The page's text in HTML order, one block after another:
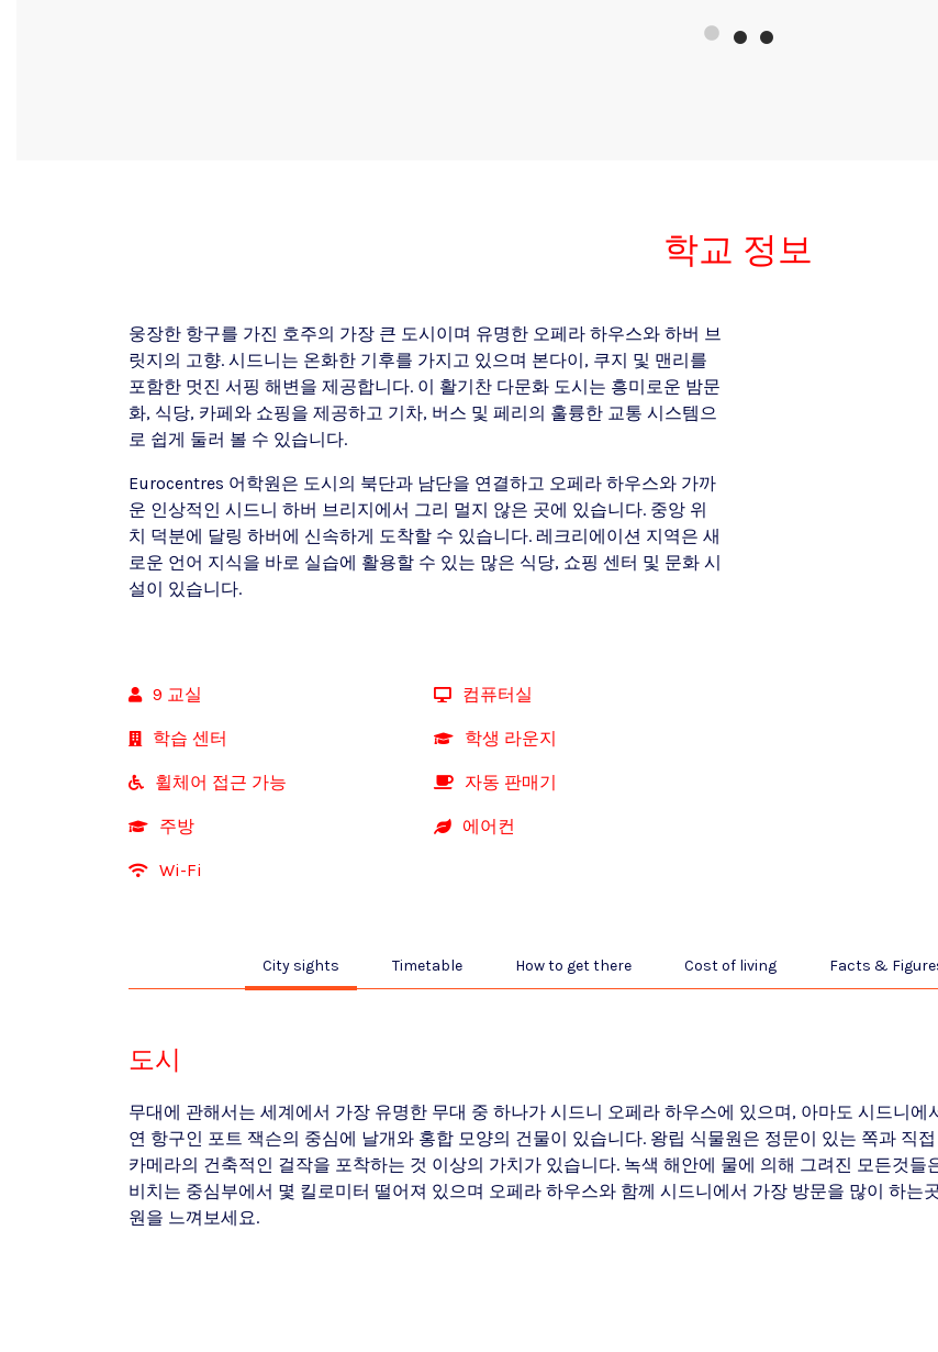
학교 정보
웅장한 항구를 가진 호주의 가장 큰 도시이며 유명한 오페라 하우스와 하버 브
릿지의 고향. 시드니는 온화한 기후를 가지고 있으며 본다이, 쿠지 및 맨리를
포함한 멋진 서핑 해변을 제공합니다. 이 활기찬 다문화 도시는 흥미로운 밤문
화, 식당, 카페와 쇼핑을 제공하고 기차, 버스 및 페리의 훌륭한 교통 시스템으
로 쉽게 둘러 볼 수 있습니다.
Eurocentres 어학원은 도시의 북단과 남단을 연결하고 오페라 하우스와 가까
운 인상적인 시드니 하버 브리지에서 그리 멀지 않은 곳에 있습니다. 중앙 위
치 덕분에 달링 하버에 신속하게 도착할 수 있습니다. 레크리에이션 지역은 새
로운 언어 지식을 바로 실습에 활용할 수 있는 많은 식당, 쇼핑 센터 및 문화 시
설이 있습니다.
9 교실 컴퓨터실
학습 센터 학생 라운지
휠체어 접근 가능 자동 판매기
주방 에어컨
Wi-Fi
City sights Timetable How to get there Cost of living Facts &
도시
무대에 관해서는 세계에서 가장 유명한 무대 중 하나가 시드니 오페라 하우스에 있으며, 아마도 시드니
연 항구인 포트 잭슨의 중심에 날개와 홍합 모양의 건물이 있습니다. 왕립 식물원은 정문이 있는 쪽과 직
카메라의 건축적인 걸작을 포착하는 것 이상의 가치가 있습니다. 녹색 해안에 물에 의해 그려진 모든것
비치는 중심부에서 몇 킬로미터 떨어져 있으며 오페라 하우스와 함께 시드니에서 가장 방문을 많이 하는
원을 느껴보세요.